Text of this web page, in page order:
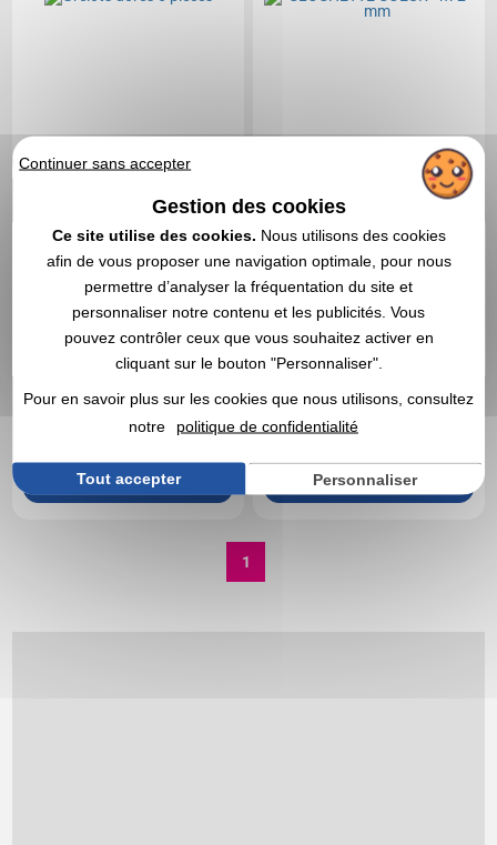
3,72 €
En stock: 2 455 articles
DEVIS EXPRESS
14,03 €
DEVIS EXPRESS
1
Continuer sans accepter
Gestion des cookies
Ce site utilise des cookies. Nous utilisons des cookies
afin de vous proposer une navigation optimale, pour nous
permettre d’analyser la fréquentation du site et
personnaliser notre contenu et les publicités. Vous
pouvez contrôler ceux que vous souhaitez activer en
cliquant sur le bouton "Personnaliser".
Pour en savoir plus sur les cookies que nous utilisons, consultez
notre
politique de confidentialité
Tout accepter Personnaliser